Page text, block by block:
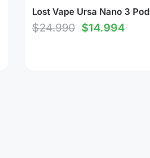
Lost Vape Ursa Nano 3
$24.990 $14.994